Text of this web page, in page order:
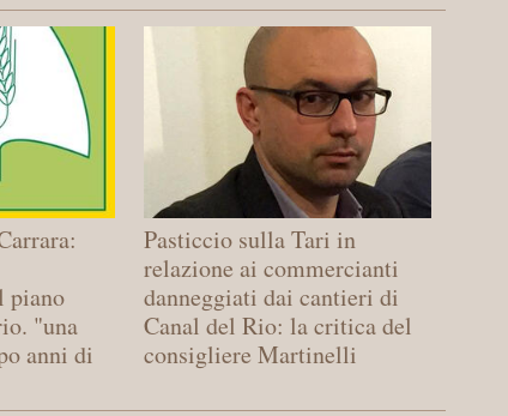
piano
"una
anni di
Pasticcio sulla Tari in
relazione ai commercianti
danneggiati dai cantieri di
Canal del Rio: la critica del
consigliere Martinelli